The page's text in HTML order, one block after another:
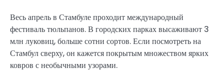
Весь апрель в Стамбуле проходит международный
фестиваль тюльпанов. В городских парках высаживают 3
млн луковиц, больше сотни сортов. Если посмотреть на
Стамбул сверху, он кажется покрытым множеством ярких
ковров с необычными узорами.